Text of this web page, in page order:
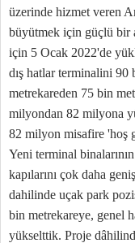
üzerinde hizmet veren
büyütmek için güçlü bir
için 5 Ocak 2022'de
dış hatlar terminalini
metrekareden 75 bin
milyondan 82 milyona
82 milyon misafire 'hoş
Yeni terminal
kapılarını çok daha
dahilinde uçak park
bin metrekareye, genel
yükselttik. Proje